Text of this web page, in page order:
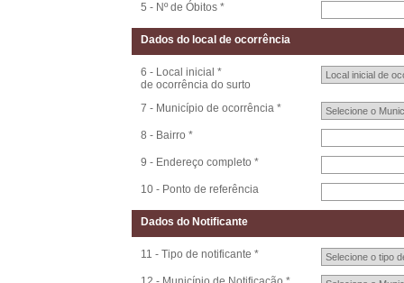
5 - Nº de Óbitos *
Dados do local de ocorrência
6 - Local inicial *
de ocorrência do surto
7 - Município de ocorrência *
8 - Bairro *
9 - Endereço completo *
10 - Ponto de referência
Dados do Notificante
11 - Tipo de notificante *